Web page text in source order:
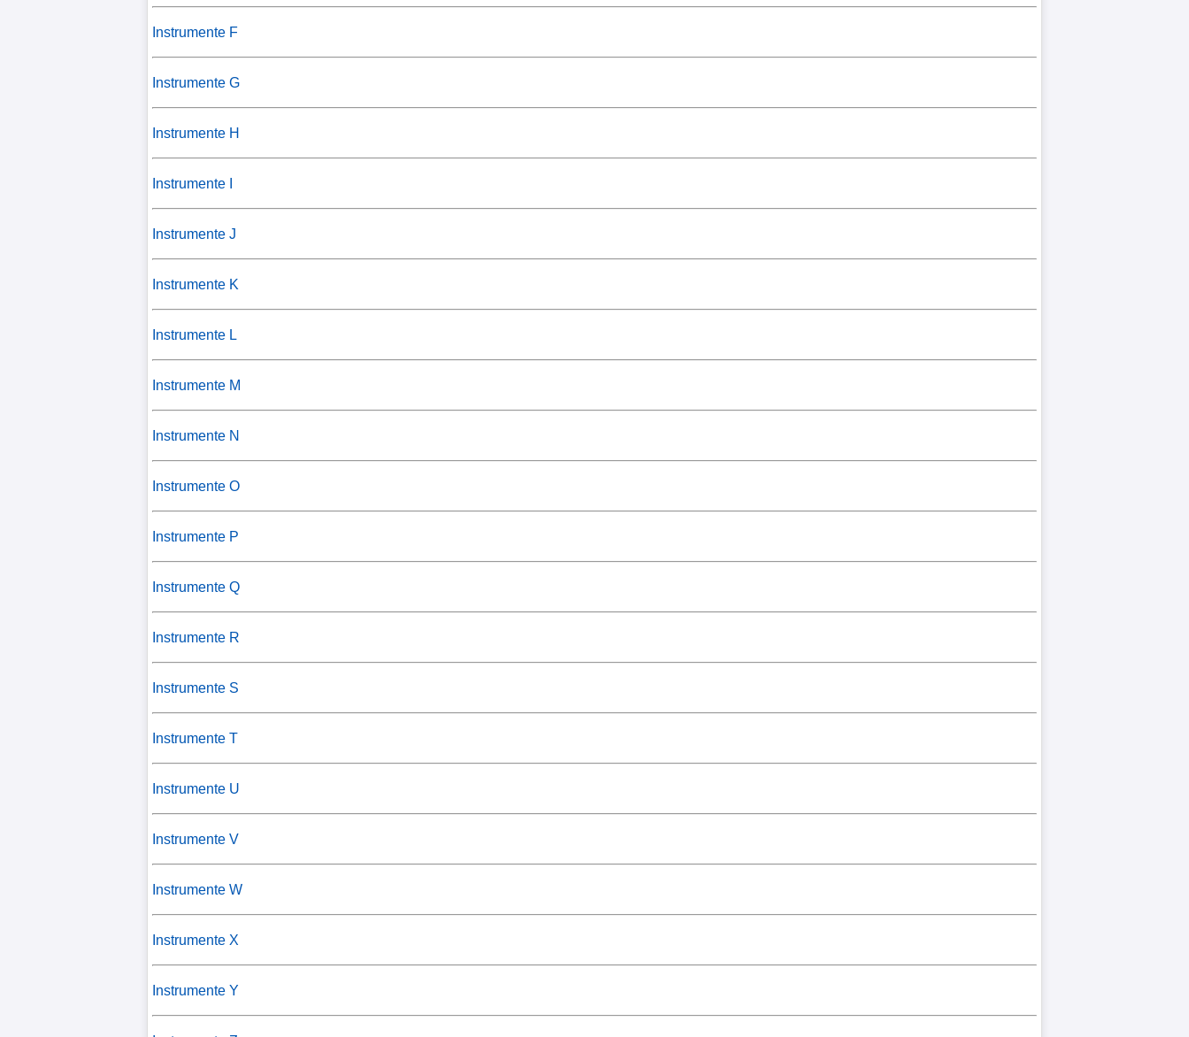
Instrumente F
Instrumente G
Instrumente H
Instrumente I
Instrumente J
Instrumente K
Instrumente L
Instrumente M
Instrumente N
Instrumente O
Instrumente P
Instrumente Q
Instrumente R
Instrumente S
Instrumente T
Instrumente U
Instrumente V
Instrumente W
Instrumente X
Instrumente Y